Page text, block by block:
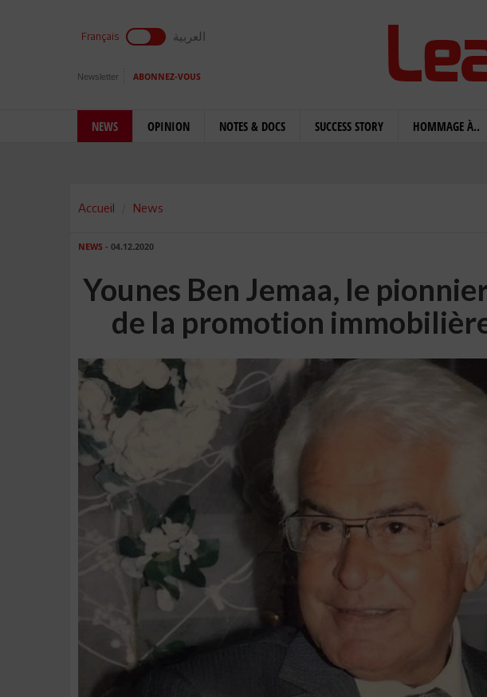
Français العربية
Newsletter ABONNEZ-VOUS
NEWS OPINION NOTES & DOCS SUCCESS STORY HOMMAGE À..
Accueil News
NEWS - 04.12.2020
Younes Ben Jemaa, le
de la promotion